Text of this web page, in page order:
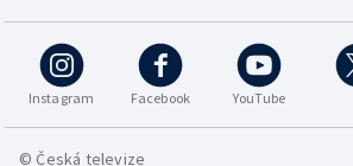
Instagram Facebook YouTube
© Česká televize